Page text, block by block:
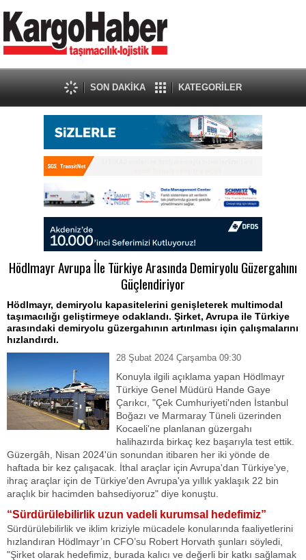
SON DAKİKA KATEGORİLER
Hödlmayr Avrupa İle Türkiye Arasında Demiryolu Güzergahını
Güçlendiriyor
Hödlmayr, demiryolu kapasitelerini genişleterek multimodal
taşımacılığı geliştirmeye odaklandı. Şirket, Avrupa ile Türkiye
arasındaki demiryolu güzergahının artırılması için çalışmalarını
hızlandırdı.
28 Şubat 2024 Çarşamba 09:30
Konuyla ilgili açıklama yapan Hödlmayr
Türkiye Genel Müdürü Hande Gaye
Çarıkcı, "Çek Cumhuriyeti'nden İstanbul
Boğazı ve Marmaray Tüneli üzerinden
Kocaeli'ne planlanan güzergahı
halihazırda birkaç kez başarıyla test ettik.
Güzergâh, Nisan 2024'ün sonundan itibaren her iki yönde de
haftada bir kez çalışacak. İthal araçlar için Avrupa'dan Türkiye'ye,
ihraç araçlar için de Türkiye'den Avrupa'ya yıllık yaklaşık 22 bin
araçlık bir hacimden bahsediyoruz" diye konuştu.
“Sürdürülebilirlik uzun vadeli kurumsal hedefimiz”
Sürdürülebilirlik ve iklim kriziyle mücadele konularında faaliyetlerini
hızlandıran Hödlmayr’ın CFO’su Robert Horvath şunları söyledi,
"Şirket olarak hedefimiz, burada kalıcı ve değerli bir katkı sağlamak